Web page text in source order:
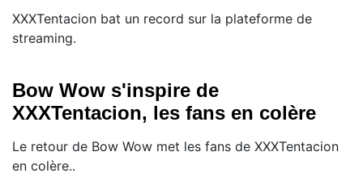
XXXTentacion bat un record sur la plateforme de
streaming.
Bow Wow s'inspire de
XXXTentacion, les fans en colère
Le retour de Bow Wow met les fans de XXXTentacion
en colère..